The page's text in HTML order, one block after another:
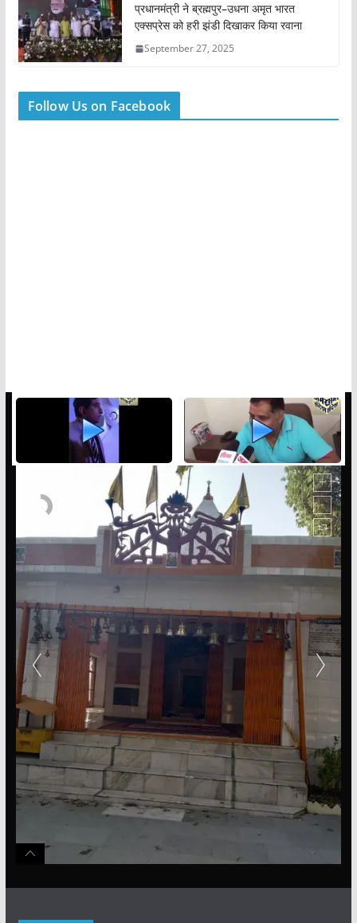
प्रधानमंत्री ने ब्रह्मपुर–उधना अमृत भारत
एक्सप्रेस को हरी झंडी दिखाकर किया रवाना
September 27, 2025
Follow Us on Facebook